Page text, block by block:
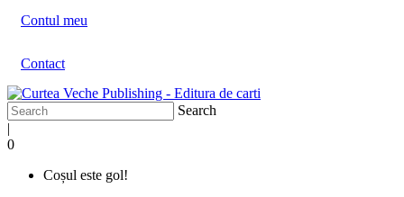
Contul meu
Contact
Search
|
0
Coșul este gol!